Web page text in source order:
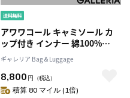
アワワコール キャミソール カ
ップ付き インナー 綿100%
OUR WACOAL トップス インナ
ーウェア ブラトップ アンダー
ゴムなし キャミ シンプル スト
ラップ調整 レディース カップ
ギャレリア Bag＆Luggage
8,800 円 （税込）
積算 80 マイル (1倍)